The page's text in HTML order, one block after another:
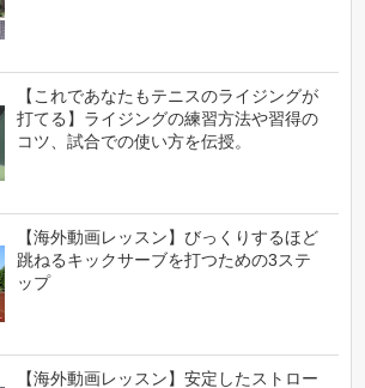
【これであなたもテニスのライジングが
打てる】ライジングの練習方法や習得の
コツ、試合での使い方を伝授。
【海外動画レッスン】びっくりするほど
跳ねるキックサーブを打つための3ステ
ップ
【海外動画レッスン】安定したストロー